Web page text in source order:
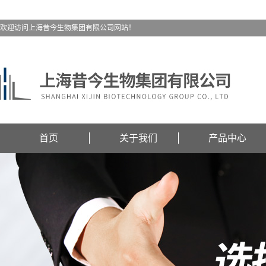
欢迎访问上海昔今生物集团有限公司网站！
首页 关于我们 产品中心